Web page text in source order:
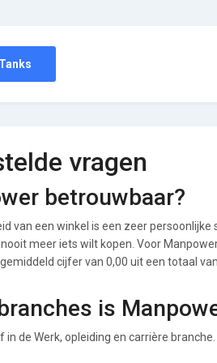
vragen
betrouwbaar?
van een winkel is een zeer
meer iets wilt kopen. Voor
cijfer van 0,00 uit een totaal van
is
in de Werk, opleiding en carrière branche.